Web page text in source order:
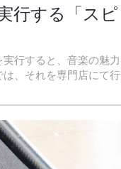
行する「スピ
行すると、音楽の魅力
、それを専門店にて行